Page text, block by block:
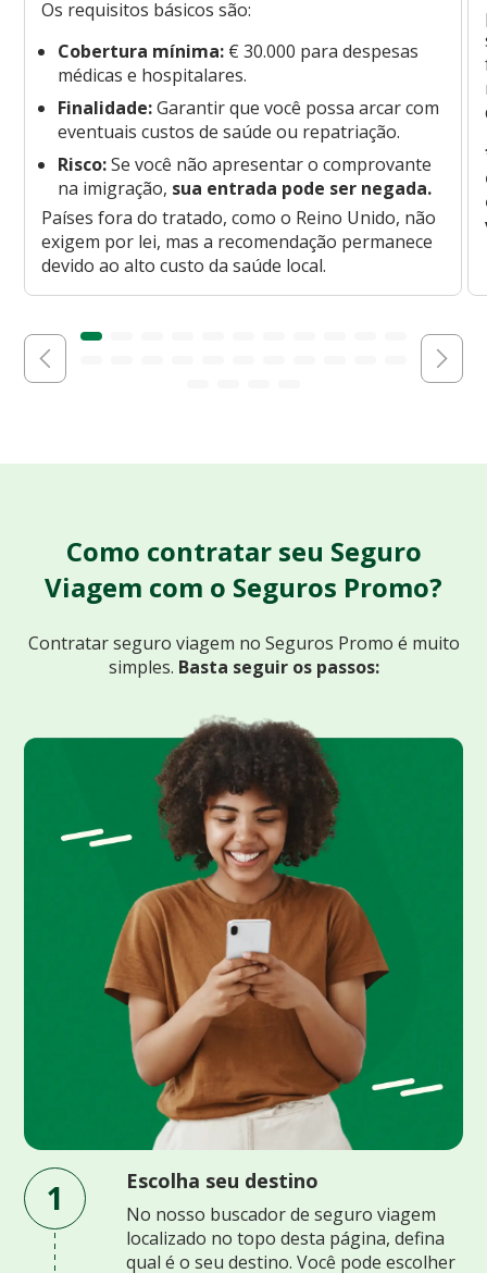
Os requisitos básicos são:
Cobertura mínima:€ 30.000 para despesas
médicas e hospitalares.
Finalidade:Garantir que você possa arcar com
eventuais custos de saúde ou repatriação.
Risco:Se você não apresentar o comprovante
na imigração, sua entrada pode ser negada.
Países fora do tratado, como o Reino Unido, não
exigem por lei, mas a recomendação permanece
devido ao alto custo da saúde local.
Como contratar seu Seguro
Viagem com o Seguros Promo?
Contratar seguro viagem no Seguros Promo é muito
simples. Basta seguir os passos:
1 Escolha seu destino
No nosso buscador de seguro viagem
localizado no topo desta página, defina
qual é o seu destino. Você pode escolher